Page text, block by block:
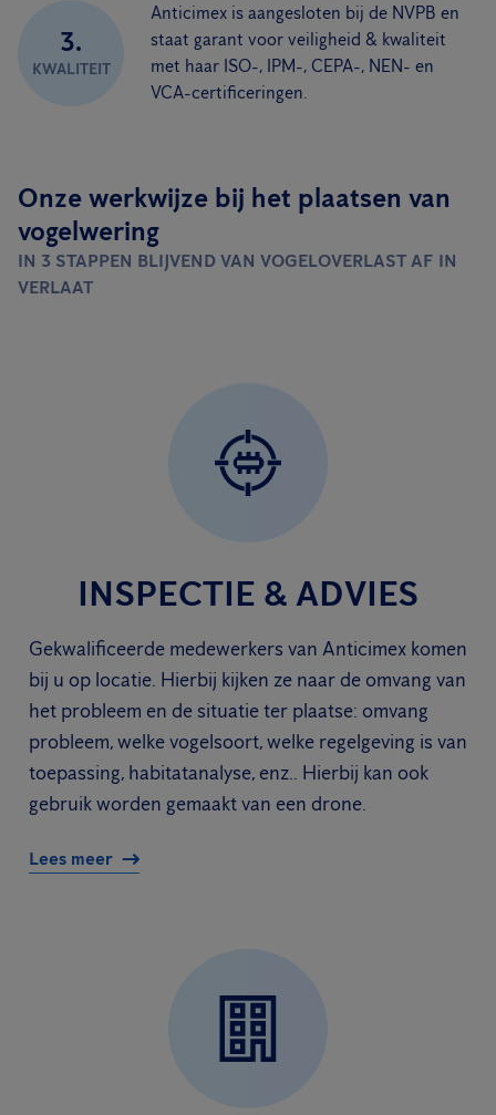
3.
KWALITEIT
Anticimex is aangesloten bij de NVPB en
staat garant voor veiligheid & kwaliteit
met haar ISO-, IPM-, CEPA-, NEN- en
VCA-certificeringen.
Onze werkwijze bij het plaatsen van
vogelwering
IN 3 STAPPEN BLIJVEND VAN VOGELOVERLAST AF IN
VERLAAT
INSPECTIE & ADVIES
Gekwalificeerde medewerkers van Anticimex komen
bij u op locatie. Hierbij kijken ze naar de omvang van
het probleem en de situatie ter plaatse: omvang
probleem, welke vogelsoort, welke regelgeving is van
toepassing, habitatanalyse, enz.. Hierbij kan ook
gebruik worden gemaakt van een drone.
Lees meer